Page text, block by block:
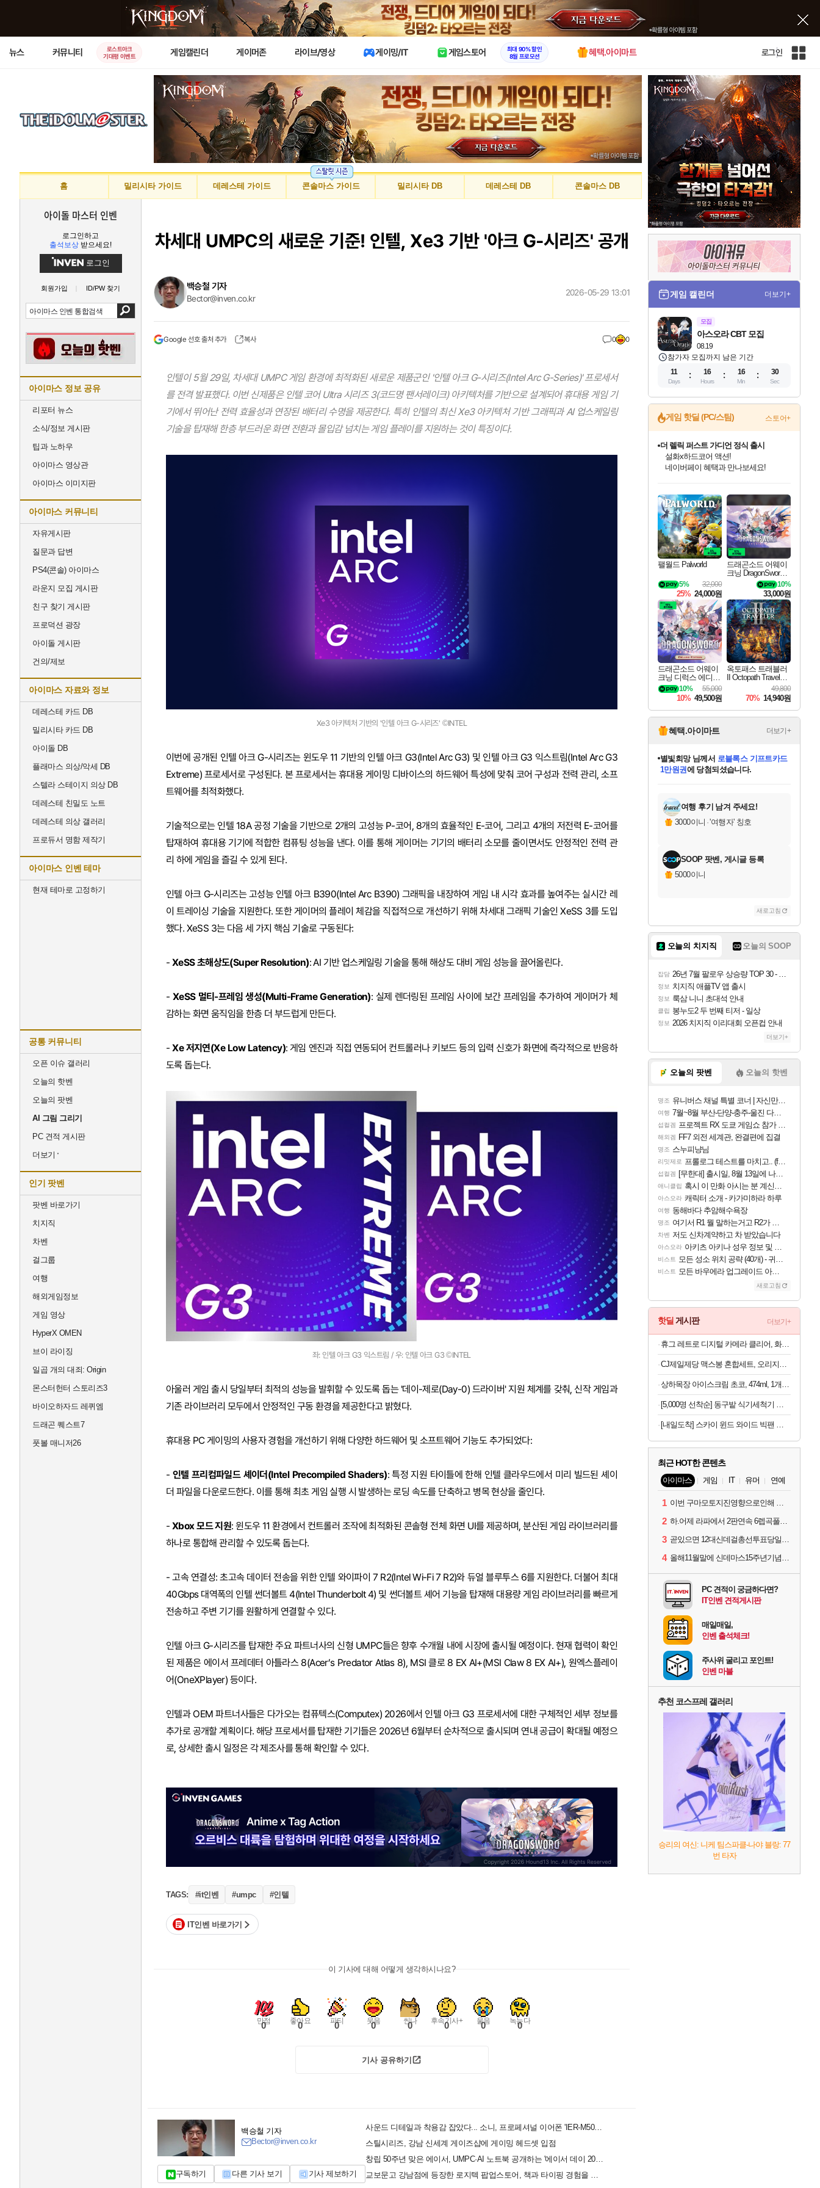
X
뉴스 커뮤니티
로스트아크
기대평 이벤트
게임캘린더 게이머존 라이브/영상 게이밍/IT 게임스토어
최대 90% 할인
8월 프로모션
혜택.아이마트 로그인
인
전
체
사
이
트
맵
홈 밀리시타 가이드 데레스테 가이드 콘솔마스 가이드 밀리시타 DB 데레스테 DB 콘솔마스 DB
아이돌 마스터 인벤
로그인하고
출석보상 받으세요!
로그인
회원가입 ID/PW 찾기
아이마스 정보 공유
리포터 뉴스
소식/정보 게시판
팁과 노하우
아이마스 영상관
아이마스 이미지판
아이마스 커뮤니티
자유게시판
질문과 답변
PS4(콘솔) 아이마스
라운지 모집 게시판
친구 찾기 게시판
프로덕션 광장
아이돌 게시판
건의/제보
아이마스 자료와 정보
데레스테 카드 DB
밀리시타 카드 DB
아이돌 DB
플래마스 의상/악세 DB
스텔라 스테이지 의상 DB
데레스테 친밀도 노트
데레스테 의상 갤러리
프로듀서 명함 제작기
아이마스 인벤 테마
현재 테마로 고정하기
공통 커뮤니티
오픈 이슈 갤러리
오늘의 핫벤
오늘의 팟벤
AI 그림 그리기
PC 견적 게시판
더보기
인기 팟벤
팟벤 바로가기
치지직
차벤
걸그룹
여행
해외게임정보
게임 영상
HyperX OMEN
브이 라이징
일곱 개의 대죄: Origin
몬스터헌터 스토리즈3
바이오하자드 레퀴엠
드래곤 퀘스트7
풋볼 매니저26
차세대 UMPC의 새로운 기준! 인텔, Xe3 기반 '아크 G-시리즈' 공개
백승철 기자
Bector@inven.co.kr
Google 선호 출처 추가 복사 0 0
2026-05-29 13:01
인텔이 5월 29일, 차세대 UMPC 게임 환경에 최적화된 새로운 제품군인 '인텔 아크 G-시리즈(Intel Arc G-Series)' 프로세서
를 전격 발표했다. 이번 신제품은 인텔 코어 Ultra 시리즈 3(코드명 팬서레이크) 아키텍처를 기반으로 설계되어 휴대용 게임 기
기에서 뛰어난 전력 효율성과 연장된 배터리 수명을 제공한다. 특히 인텔의 최신 Xe3 아키텍처 기반 그래픽과 AI 업스케일링
기술을 탑재해 한층 부드러운 화면 전환과 몰입감 넘치는 게임 플레이를 지원하는 것이 특징이다.
Xe3 아키텍처 기반의 '인텔 아크 G-시리즈' ©INTEL
이번에 공개된 인텔 아크 G-시리즈는 윈도우 11 기반의 인텔 아크 G3(Intel Arc G3) 및 인텔 아크 G3 익스트림(Intel Arc G3
Extreme) 프로세서로 구성된다. 본 프로세서는 휴대용 게이밍 디바이스의 하드웨어 특성에 맞춰 코어 구성과 전력 관리, 소프
트웨어를 최적화했다.
기술적으로는 인텔 18A 공정 기술을 기반으로 2개의 고성능 P-코어, 8개의 효율적인 E-코어, 그리고 4개의 저전력 E-코어를
탑재하여 휴대용 기기에 적합한 컴퓨팅 성능을 낸다. 이를 통해 게이머는 기기의 배터리 소모를 줄이면서도 안정적인 전력 관
리 하에 게임을 즐길 수 있게 된다.
인텔 아크 G-시리즈는 고성능 인텔 아크 B390(Intel Arc B390) 그래픽을 내장하여 게임 내 시각 효과를 높여주는 실시간 레
이 트레이싱 기술을 지원한다. 또한 게이머의 플레이 체감을 직접적으로 개선하기 위해 차세대 그래픽 기술인 XeSS 3를 도입
했다. XeSS 3는 다음 세 가지 핵심 기술로 구동된다:
- XeSS 초해상도(Super Resolution): AI 기반 업스케일링 기술을 통해 해상도 대비 게임 성능을 끌어올린다.
- XeSS 멀티-프레임 생성(Multi-Frame Generation): 실제 렌더링된 프레임 사이에 보간 프레임을 추가하여 게이머가 체
감하는 화면 움직임을 한층 더 부드럽게 만든다.
-Xe 저지연(Xe Low Latency): 게임 엔진과 직접 연동되어 컨트롤러나 키보드 등의 입력 신호가 화면에 즉각적으로 반응하
도록 돕는다.
좌: 인텔 아크 G3 익스트림 / 우: 인텔 아크 G3 ©INTEL
아울러 게임 출시 당일부터 최적의 성능을 발휘할 수 있도록 돕는 '데이-제로(Day-0) 드라이버' 지원 체계를 갖춰, 신작 게임과
기존 라이브러리 모두에서 안정적인 구동 환경을 제공한다고 밝혔다.
휴대용 PC 게이밍의 사용자 경험을 개선하기 위해 다양한 하드웨어 및 소프트웨어 기능도 추가되었다:
- 인텔 프리컴파일드 셰이더(Intel Precompiled Shaders): 특정 지원 타이틀에 한해 인텔 클라우드에서 미리 빌드된 셰이
더 파일을 다운로드한다. 이를 통해 최초 게임 실행 시 발생하는 로딩 속도를 단축하고 병목 현상을 줄인다.
- Xbox 모드 지원: 윈도우 11 환경에서 컨트롤러 조작에 최적화된 콘솔형 전체 화면 UI를 제공하며, 분산된 게임 라이브러리를
하나로 통합해 관리할 수 있도록 돕는다.
- 고속 연결성: 초고속 데이터 전송을 위한 인텔 와이파이 7 R2(Intel Wi-Fi 7 R2)와 듀얼 블루투스 6를 지원한다. 더불어 최대
40Gbps 대역폭의 인텔 썬더볼트 4(Intel Thunderbolt 4) 및 썬더볼트 셰어 기능을 탑재해 대용량 게임 라이브러리를 빠르게
전송하고 주변 기기를 원활하게 연결할 수 있다.
인텔 아크 G-시리즈를 탑재한 주요 파트너사의 신형 UMPC들은 향후 수개월 내에 시장에 출시될 예정이다. 현재 협력이 확인
된 제품은 에이서 프레데터 아틀라스 8(Acer’s Predator Atlas 8), MSI 클로 8 EX AI+(MSI Claw 8 EX AI+), 원엑스플레이
어(OneXPlayer) 등이다.
인텔과 OEM 파트너사들은 다가오는 컴퓨텍스(Computex) 2026에서 인텔 아크 G3 프로세서에 대한 구체적인 세부 정보를
추가로 공개할 계획이다. 해당 프로세서를 탑재한 기기들은 2026년 6월부터 순차적으로 출시되며 연내 공급이 확대될 예정으
로, 상세한 출시 일정은 각 제조사를 통해 확인할 수 있다.
TAGS: #it인벤 #umpc #인텔
IT인벤 바로가기
이 기사에 대해 어떻게 생각하시나요?
만점
0 좋아요
0 파티
0 웃음
0 씬나
0 후속기사+
0 울음
0 녹는다
0
기사 공유하기
백승철 기자
Bector@inven.co.kr
구독하기 다른 기사 보기 기사 제보하기
사운드 디테일과 착용감 잡았다... 소니, 프로페셔널 이어폰 'IER-M500' 공개
스틸시리즈, 강남 신세계 게이즈샵에 게이밍 헤드셋 입점
창립 50주년 맞은 에이서, UMPC·AI 노트북 공개하는 '에이서 데이 2026' 개최
교보문고 강남점에 등장한 로지텍 팝업스토어, 책과 타이핑 경험을 잇는다
게임 캘린더 더보기+
모집
08.19
아스오라 CBT 모집
참가자 모집까지 남은 기간
11
Days
16
Hours
16
Min
28
Sec
게임 핫딜 (PC/스팀) 스토어+
최대 90% 할인가를 만나보세요!
네이버혜택과 함께 만나보세요!
50%할인&추가 적립까지!
네이버 포인트 혜택까지!
이니&베니 혜택까지!
네이버 혜택가와 함께 예약하세요!
할인&네이버혜택으로 만나보세요!
더 렐릭 퍼스트 가디언 정식 출시
설화x하드코어 액션!
네이버페이 혜택과 만나보세요!
베데스다 40주년 기념 할인 중!
베데스다의 명작들을
할인가에 만나보세요!
일부 에디션 상시 할인!
혜택으로 예약 판매 중
편안하게 충전하세요
팰월드 Palworld
32,000
5%
25% 24,000원
드래곤소드 어웨이
크닝 DragonSword A
10%
33,000원
드래곤소드 어웨이
크닝 디럭스 에디션
DragonSword Awake
ning Deluxe Edition
55,000
10%
10% 49,500원
옥토패스 트래블러
II Octopath Traveler I
49,800
70% 14,940원
혜택.아이마트 더보기+
교환.
당첨되셨습니다.
당첨되셨습니다.
당첨되셨습니다.
별빛희망님께서 로블록스 기프트카드
1만원권에 당첨되셨습니다.
당첨되셨습니다.
당첨되셨습니다.
당첨되셨습니다.
당첨되셨습니다.
에디션 (스팀코드) 를 교환.
당첨되셨습니다.
여행 후기 남겨 주세요!
3000이니 ·'여행자' 칭호
SOOP 팟벤, 게시글 등록
5000이니
새로고침
오늘의 치지직 오늘의 SOOP
잡담 26년 7월 팔로우 상승량 TOP 30 - 월간 치지직
정보 치지직 애플TV 앱 출시
정보 룩삼 니니 초대석 안내
클립 봉누도2 두 번째 티저 - 일상
정보 2026 치지직 이리대회 오픈컵 안내
더보기+
오늘의 팟벤 오늘의 핫벤
명조 유니버스 채널 특별 코너 | 자신만의 스타일
여행 7월~8월 부산-단양-충주-울진 다녀왔어요~
섭컬겜 프로젝트 RX 도쿄 게임쇼 참가 결정
해외겜 FF7 외전 세계관, 완결편에 집결
명조 스누피냥님
리밋제로 프롤로그 테스트를 마치고.. (feat. 리아)
섭컬겜 [무한대] 출시일, 8월 13일에 나오나
애니클립 혹시 이 만화 아시는 분 계신가요
아스오라 캐릭터 소개 - 카가미하라 하루
여행 동해바다 추암해수욕장
명조 여기서 R1 뭘 말하는거고 R2가 뭘말하는걸까요?
차벤 저도 신차계약하고 차 받았습니다
아스오라 아키츠 아키나 성우 정보 및 주요 필모
비스트 모든 성소 위치 공략 (40개) - 귀환한 영혼 도전과제
비스트 모든 바우에라 업그레이드 아이템 획득 위치 공략 (89개)
새로고침
핫딜 게시판 더보기+
휴그 레트로 디지털 카메라 클리어, 화이트
CJ제일제당 맥스봉 혼합세트, 오리지널 525g 2개 + 치즈 525g 2개, 1세트
상하목장 아이스크림 초코, 474ml, 1개 + 프로즌 그릭요거트, 350ml, 3종 + 바이오 요거트 파르페, 220ml, 4개
[5,000명 선착순] 동구밭 식기세척기 세제 240g x 2개
[내일도착] 스카이 윈드 와이드 빅팬 접이식 선풍기, 카키, 3개
최근 HOT한 콘텐츠
아이마스 게임 IT 유머 연예
1 이번 구마모토지진영향으로인해 아이돌 커뮤니케이션 매일 게시물이 중단된다고하네요ㅠ
2 하.어제 라파에서 2판연속 6렙곡풀콤못했네요.
3 곧있으면 12대신데걸총선투표당일이네요.
4 올해11월말에 신데마스15주년기념 라이브를 하네요
PC 견적이 궁금하다면?
IT인벤 견적게시판
매일매일,
인벤 출석체크!
주사위 굴리고 포인트!
인벤 마블
추천 코스프레 갤러리
승리의 여신: 니케 팀스파클-나야 블랑: 77
번 타자